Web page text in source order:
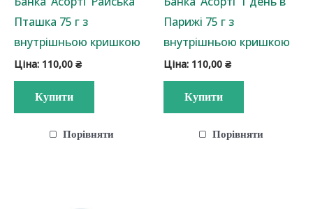
Пташка 75 г з
внутрішньою кришкою
Ціна: 110,00 ₴
Купити
Порівняти
Парижі 75 г з
внутрішньою кришкою
Ціна: 110,00 ₴
Купити
Порівняти